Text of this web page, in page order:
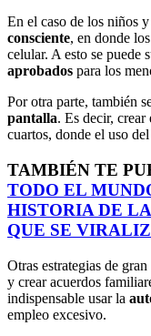
En el caso de los niños
consciente, en donde
celular. A esto se puede
aprobados para los
Por otra parte, también
pantalla. Es decir, crear
cuartos, donde el uso
TAMBIÉN TE
TODO EL
HISTORIA DE
QUE SE
Otras estrategias de
y crear acuerdos
indispensable usar la
empleo excesivo.